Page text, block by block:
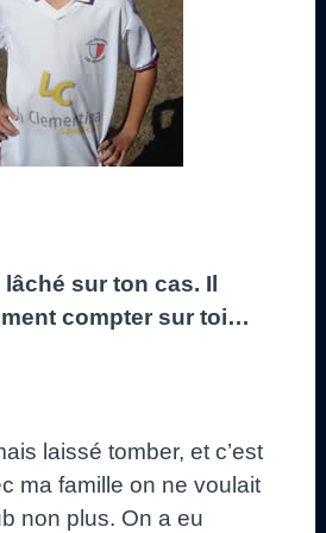
lâché sur ton cas. Il
compter sur toi…
laissé tomber, et c’est
ma famille on ne voulait
non plus. On a eu